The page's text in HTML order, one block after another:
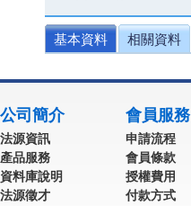
基本資料 相關資料
公司簡介
法源資訊
產品服務
資料庫說明
法源徵才
會員服務
申請流程
會員條款
授權費用
付款方式